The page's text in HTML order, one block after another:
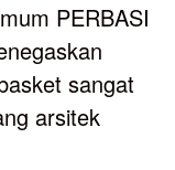
PERBASI
sangat
arsitek